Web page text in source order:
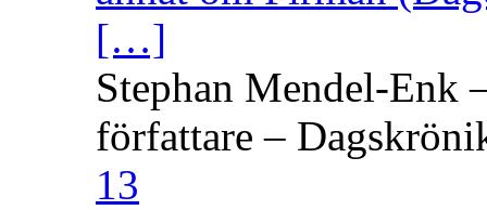
[…]
Stephan Mendel-Enk
författare –
13